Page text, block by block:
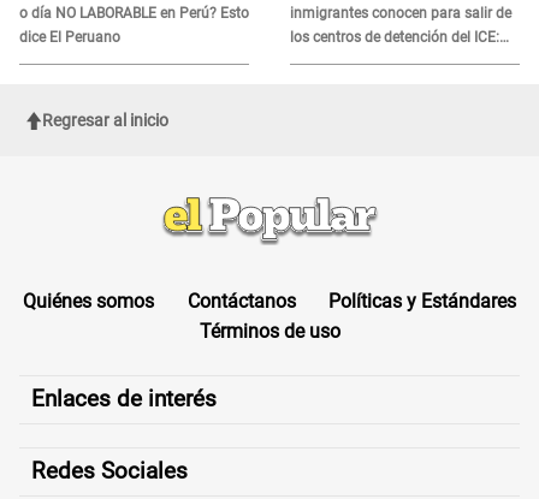
o día NO LABORABLE en Perú? Esto
dice El Peruano
inmigrantes conocen para salir de
los centros de detención del ICE:
Trump quiere ELIMINARLO
Regresar al inicio
Quiénes somos Contáctanos
Políticas y Estándares
Términos de uso
Enlaces de interés
Redes Sociales